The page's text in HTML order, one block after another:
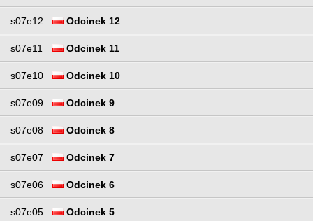
s07e12 Odcinek 12
s07e11 Odcinek 11
s07e10 Odcinek 10
s07e09 Odcinek 9
s07e08 Odcinek 8
s07e07 Odcinek 7
s07e06 Odcinek 6
s07e05 Odcinek 5